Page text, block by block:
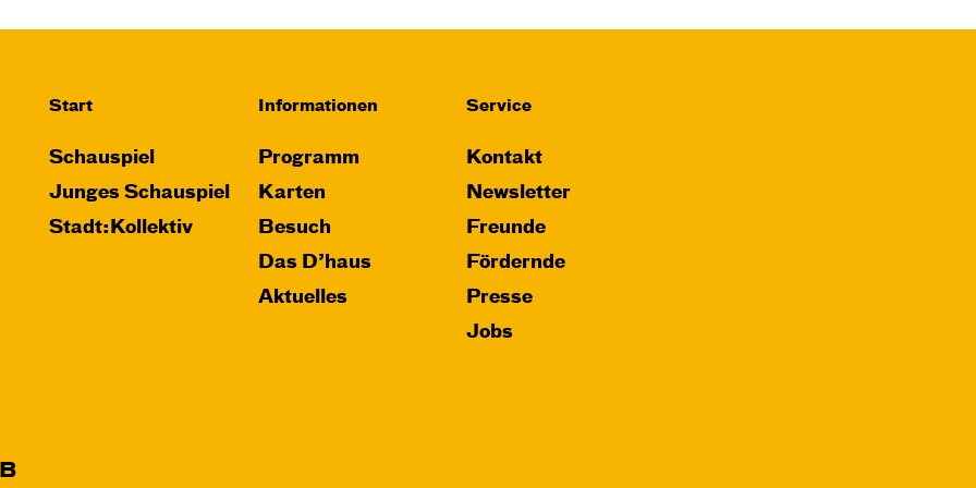
Central 1
Karten
Matts Johan Leenders
Karten
Fr, 25.12. / 16:00 –
Start
Schauspiel
Junges Schauspiel
Stadt:Kollektiv
Informationen
Programm
Karten
Besuch
Das D’haus
Aktuelles
Service
Kontakt
Newsletter
Freunde
Fördernde
Presse
Jobs